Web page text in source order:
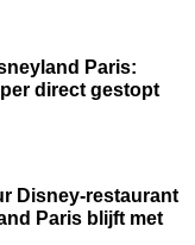
Paris:
direct gestopt
Disney-restaurant
Paris blijft met